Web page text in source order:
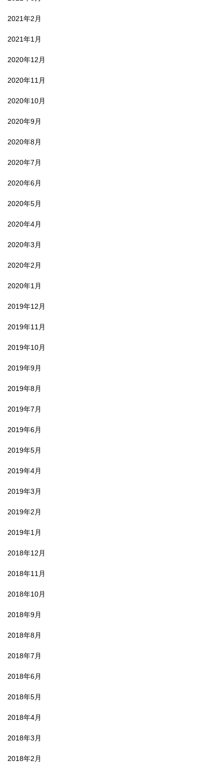
2021年2月
2021年1月
2020年12月
2020年11月
2020年10月
2020年9月
2020年8月
2020年7月
2020年6月
2020年5月
2020年4月
2020年3月
2020年2月
2020年1月
2019年12月
2019年11月
2019年10月
2019年9月
2019年8月
2019年7月
2019年6月
2019年5月
2019年4月
2019年3月
2019年2月
2019年1月
2018年12月
2018年11月
2018年10月
2018年9月
2018年8月
2018年7月
2018年6月
2018年5月
2018年4月
2018年3月
2018年2月